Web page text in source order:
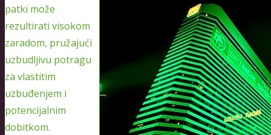
patki može
rezultirati visokom
zaradom, pružajući
uzbudljivu potragu
za vlastitim
uzbuđenjem i
potencijalnim
dobitkom.